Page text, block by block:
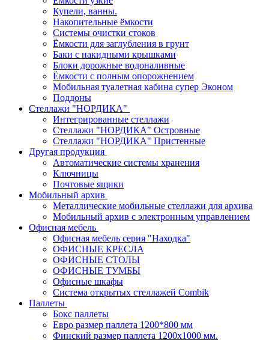
Купели, ванны.
Накопительные ёмкости
Системы очистки стоков
Ёмкости для заглубления в грунт
Баки с накидными крышками
Блоки дорожные водоналивные
Ёмкости с полным опорожнением
Мобильная туалетная кабина супер Эконом
Поддоны
Стеллажи "НОРДИКА"
Интегрированные стеллажи
Стеллажи "НОРДИКА" Островные
Стеллажи "НОРДИКА" Пристенные
Другая продукция
Автоматические системы хранения
Ключницы
Почтовые ящики
Мобильный архив
Металлические мобильные стеллажи для архива
Мобильный архив с электронным управлением
Офисная мебель
Офисная мебель серия "Находка"
ОФИСНЫЕ КРЕСЛА
ОФИСНЫЕ СТОЛЫ
ОФИСНЫЕ ТУМБЫ
Офисные шкафы
Система открытых стеллажей Combik
Паллеты
Бокс паллеты
Евро размер паллета 1200*800 мм
Финский размер паллета 1200х1000 мм.